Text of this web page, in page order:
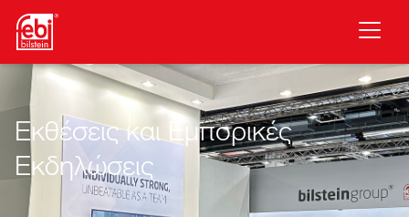
Μετάβαση στο κύριο περιεχόμενο
Εκθέσεις και Εμπορικές
Εκδηλώσεις